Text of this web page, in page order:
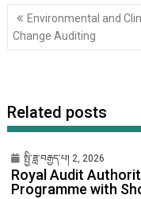
Post
གི་
འགྲུལ་
Environmental and
Change Auditing
Related posts
སྤྱི་ཟླ་བརྒྱད་པ། 2, 2026
Royal Audit
Programme with